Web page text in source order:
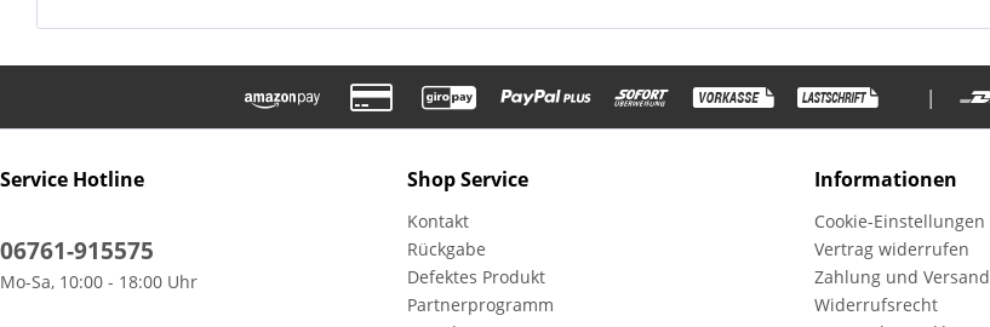
|
Service Hotline
06761-915575
Mo-Sa, 10:00 - 18:00 Uhr
Shop Service
Kontakt
Rückgabe
Defektes Produkt
Partnerprogramm
Informationen
Cookie-Einstellungen
Vertrag widerrufen
Zahlung und Versand
Widerrufsrecht